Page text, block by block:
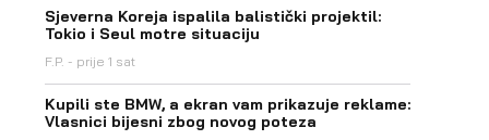
Sjeverna Koreja ispalila balistički projektil:
Tokio i Seul motre situaciju
F.P. prije 1 sat
Kupili ste BMW, a ekran vam prikazuje reklame:
Vlasnici bijesni zbog novog poteza